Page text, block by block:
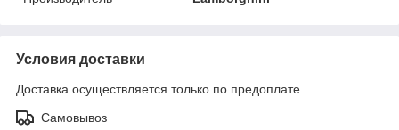
Условия доставки
Доставка осуществляется только по предоплате.
Самовывоз